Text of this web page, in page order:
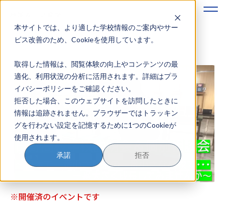
本サイトでは、より適した学校情報のご案内やサー
ビス改善のため、Cookieを使用しています。
取得した情報は、閲覧体験の向上やコンテンツの最
適化、利用状況の分析に活用されます。詳細はプラ
イバシーポリシーをご確認ください。
拒否した場合、このウェブサイトを訪問したときに
情報は追跡されません。ブラウザーではトラッキン
グを行わない設定を記憶するために1つのCookieが
使用されます。
承諾 拒否
地域みらい留学のすすめかた
地域みらい留学とは
学校を探す
イベントを探す
おためし地域留学
マガジン
奨学金について
※開催済のイベントです